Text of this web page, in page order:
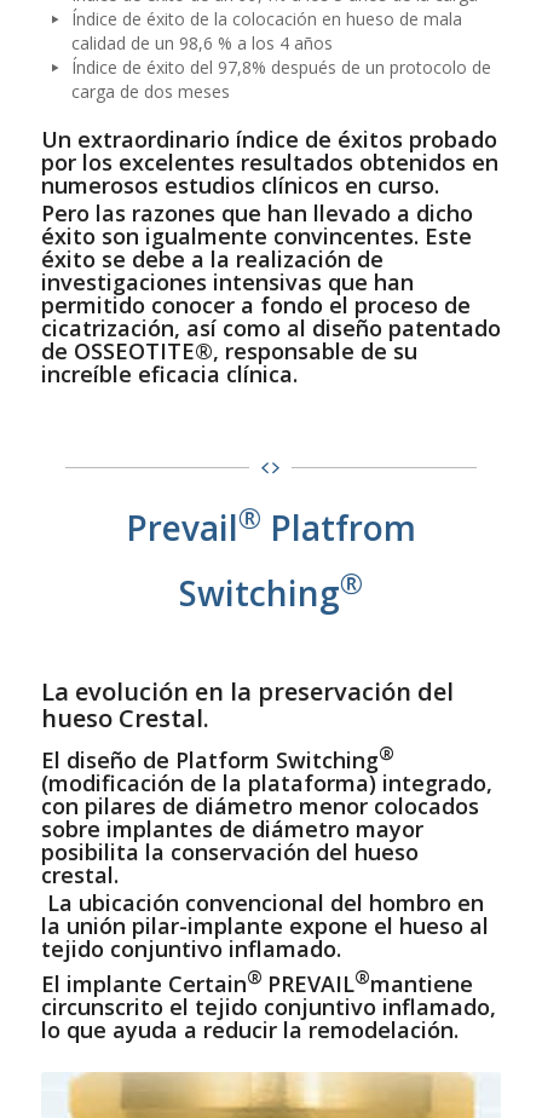
Índice de éxito de la colocación en hueso de mala
calidad de un 98,6 % a los 4 años
Índice de éxito del 97,8% después de un protocolo de
carga de dos meses
Un extraordinario índice de éxitos probado
por los excelentes resultados obtenidos en
numerosos estudios clínicos en curso.
Pero las razones que han llevado a dicho
éxito son igualmente convincentes. Este
éxito se debe a la realización de
investigaciones intensivas que han
permitido conocer a fondo el proceso de
cicatrización, así como al diseño patentado
de OSSEOTITE®, responsable de su
increíble eficacia clínica.
Prevail® Platfrom
Switching®
La evolución en la preservación del
hueso Crestal.
El diseño de Platform Switching®
(modificación de la plataforma) integrado,
con pilares de diámetro menor colocados
sobre implantes de diámetro mayor
posibilita la conservación del hueso
crestal.
La ubicación convencional del hombro en
la unión pilar-implante expone el hueso al
tejido conjuntivo inflamado.
El implante Certain® PREVAIL®mantiene
circunscrito el tejido conjuntivo inflamado,
lo que ayuda a reducir la remodelación.